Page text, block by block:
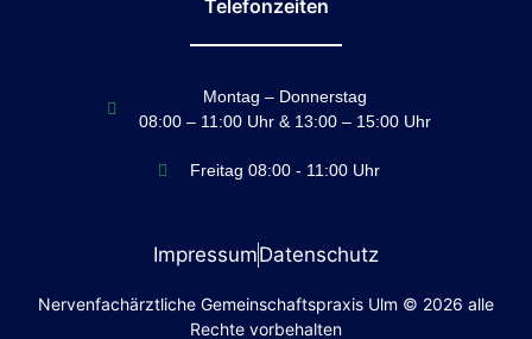
Telefonzeiten
Montag – Donnerstag
08:00 – 11:00 Uhr & 13:00 – 15:00 Uhr
Freitag 08:00 - 11:00 Uhr
ImpressumDatenschutz
Nervenfachärztliche Gemeinschaftspraxis Ulm © 2026 alle
Rechte vorbehalten